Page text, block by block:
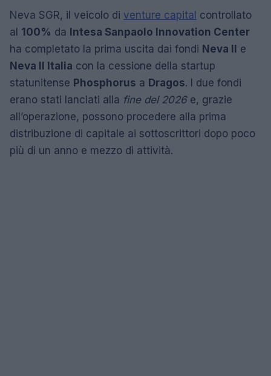
Neva SGR, il veicolo di venture capital controllato
al 100% da Intesa Sanpaolo Innovation Center
ha completato la prima uscita dai fondi Neva II
e
Neva II Italia con la cessione della startup
statunitense Phosphorus a Dragos. I due fondi
erano stati lanciati alla fine del 2026e, grazie
all’operazione, possono procedere alla prima
distribuzione di capitale ai sottoscrittori dopo poco
più di un anno e mezzo di attività.